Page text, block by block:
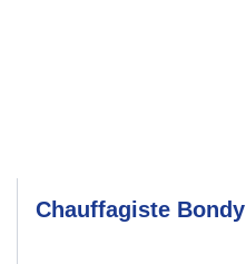
Chauffagiste Bondy